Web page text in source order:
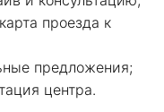
проезда к
предложения;
центра.